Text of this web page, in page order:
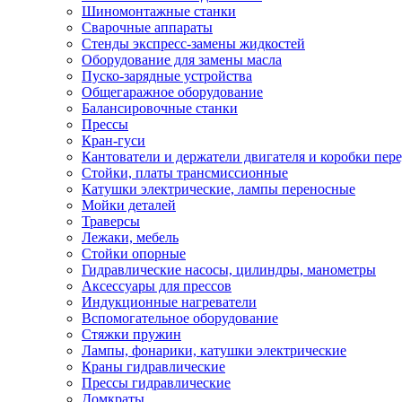
Шиномонтажные станки
Сварочные аппараты
Стенды экспресс-замены жидкостей
Оборудование для замены масла
Пуско-зарядные устройства
Общегаражное оборудование
Балансировочные станки
Прессы
Кран-гуси
Кантователи и держатели двигателя и коробки
Стойки, платы трансмиссионные
Катушки электрические, лампы переносные
Мойки деталей
Траверсы
Лежаки, мебель
Стойки опорные
Гидравлические насосы, цилиндры, манометры
Аксессуары для прессов
Индукционные нагреватели
Вспомогательное оборудование
Стяжки пружин
Лампы, фонарики, катушки электрические
Краны гидравлические
Прессы гидравлические
Домкраты